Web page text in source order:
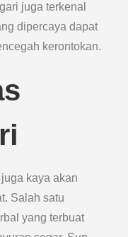
juga terkenal
dipercaya dapat
kerontokan.
kaya akan
Salah satu
yang terbuat